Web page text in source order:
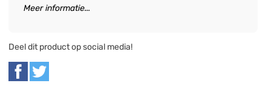
Meer informatie...
Deel dit product op social media!